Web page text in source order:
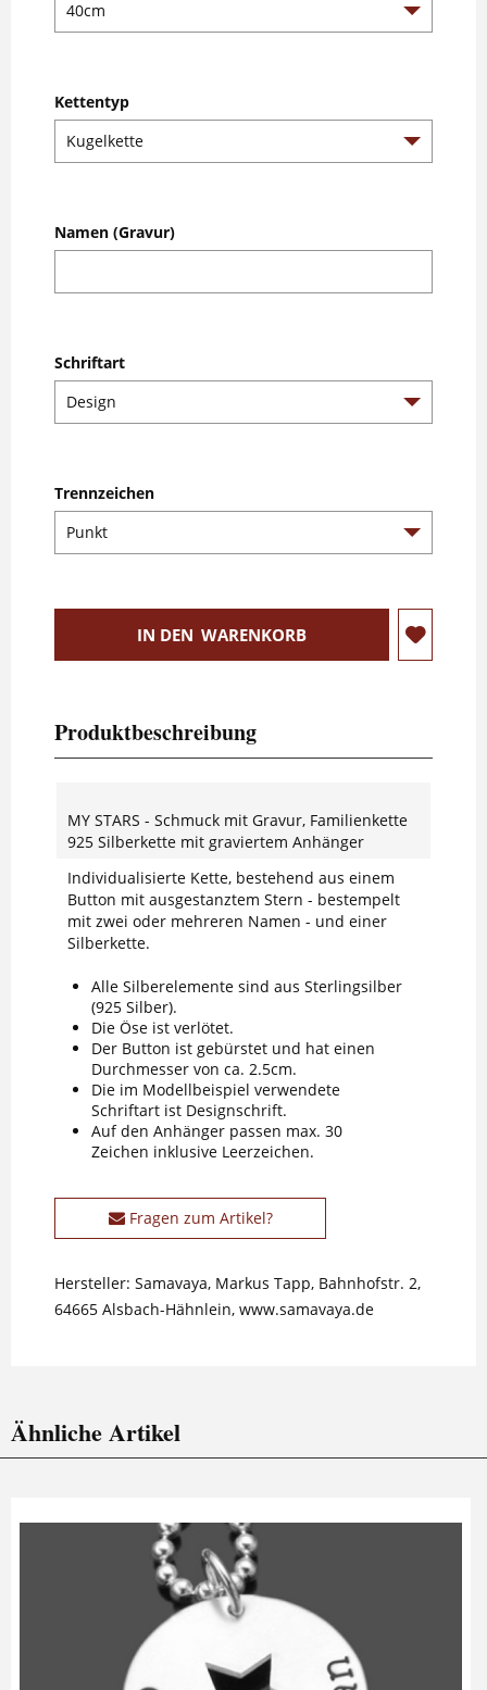
Kettentyp
Namen (Gravur)
Schriftart
Trennzeichen
IN DEN WARENKORB
Produktbeschreibung
MY STARS - Schmuck mit Gravur, Familienkette
925 Silberkette mit graviertem Anhänger
Individualisierte Kette, bestehend aus einem
Button mit ausgestanztem Stern - bestempelt
mit zwei oder mehreren Namen - und einer
Silberkette.
Alle Silberelemente sind aus Sterlingsilber
(925 Silber).
Die Öse ist verlötet.
Der Button ist gebürstet und hat einen
Durchmesser von ca. 2.5cm.
Die im Modellbeispiel verwendete
Schriftart ist Designschrift.
Auf den Anhänger passen max. 30
Zeichen inklusive Leerzeichen.
Fragen zum Artikel?
Hersteller: Samavaya, Markus Tapp, Bahnhofstr. 2,
64665 Alsbach-Hähnlein, www.samavaya.de
Ähnliche Artikel